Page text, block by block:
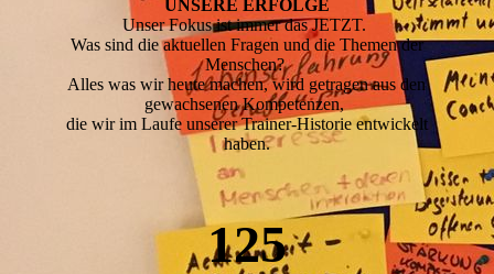
UNSERE ERFOLGE
Unser Fokus ist immer das JETZT.
Was sind die aktuellen Fragen und die Themen der
Menschen?
Alles was wir heute machen, wird getragen aus den
gewachsenen Kompetenzen,
die wir im Laufe unserer Trainer-Historie entwickelt
haben.
125